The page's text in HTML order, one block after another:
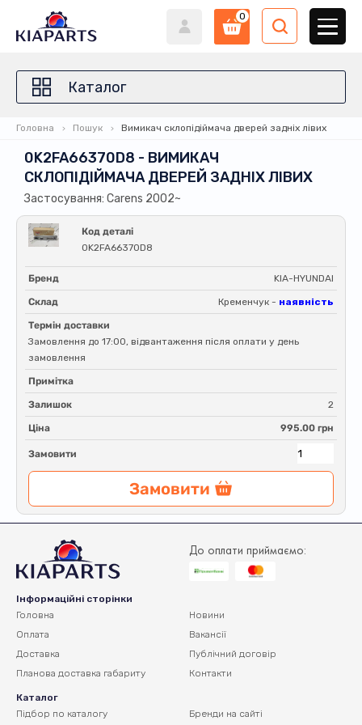
0
Каталог
Головна Пошук Вимикач склопідіймача дверей задніх лівих
0K2FA66370D8 - ВИМИКАЧ
СКЛОПІДІЙМАЧА ДВЕРЕЙ ЗАДНІХ ЛІВИХ
Застосування: Carens 2002~
Код деталі
0K2FA66370D8
Бренд KIA-HYUNDAI
Склад Кременчук - наявність
Термін доставки
Замовлення до 17:00, відвантаження після оплати у день
замовлення
Примітка
Залишок 2
Ціна 995.00 грн
Замовити
Замовити
До оплати приймаємо:
Інформаційні сторінки
Головна
Оплата
Доставка
Планова доставка габариту
Новини
Вакансії
Публічний договір
Контакти
Каталог
Підбор по каталогу
Бренди на сайті